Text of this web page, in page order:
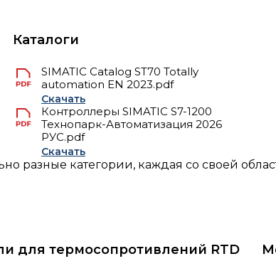
Каталоги
SIMATIC Catalog ST70 Totally
automation EN 2023.pdf
Скачать
Контроллеры SIMATIC S7-1200
Технопарк-Автоматизация 2026
РУС.pdf
Скачать
разные категории, каждая со своей
для термосопротивлений RTD